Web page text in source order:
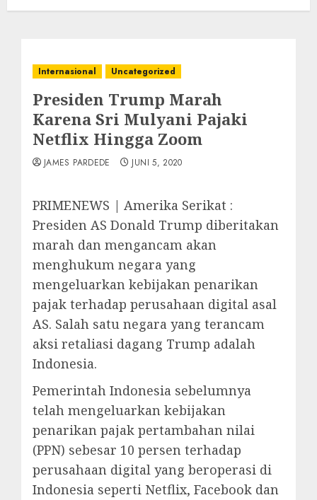
Internasional Uncategorized
Presiden Trump Marah
Karena Sri Mulyani Pajaki
Netflix Hingga Zoom
JAMES PARDEDE JUNI 5, 2020
PRIMENEWS | Amerika Serikat :
Presiden AS Donald Trump diberitakan
marah dan mengancam akan
menghukum negara yang
mengeluarkan kebijakan penarikan
pajak terhadap perusahaan digital asal
AS. Salah satu negara yang terancam
aksi retaliasi dagang Trump adalah
Indonesia.
Pemerintah Indonesia sebelumnya
telah mengeluarkan kebijakan
penarikan pajak pertambahan nilai
(PPN) sebesar 10 persen terhadap
perusahaan digital yang beroperasi di
Indonesia seperti Netflix, Facebook dan